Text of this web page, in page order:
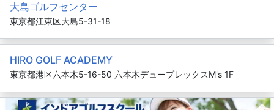
大島ゴルフセンター
東京都江東区大島5-31-18
HIRO GOLF ACADEMY
東京都港区六本木5-16-50 六本木デュープレックスM's 1F